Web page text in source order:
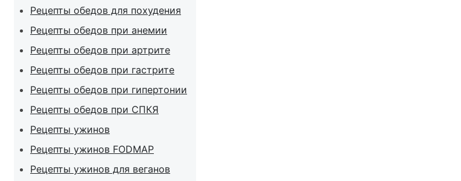
Рецепты обедов для похудения
Рецепты обедов при анемии
Рецепты обедов при артрите
Рецепты обедов при гастрите
Рецепты обедов при гипертонии
Рецепты обедов при СПКЯ
Рецепты ужинов
Рецепты ужинов FODMAP
Рецепты ужинов для веганов